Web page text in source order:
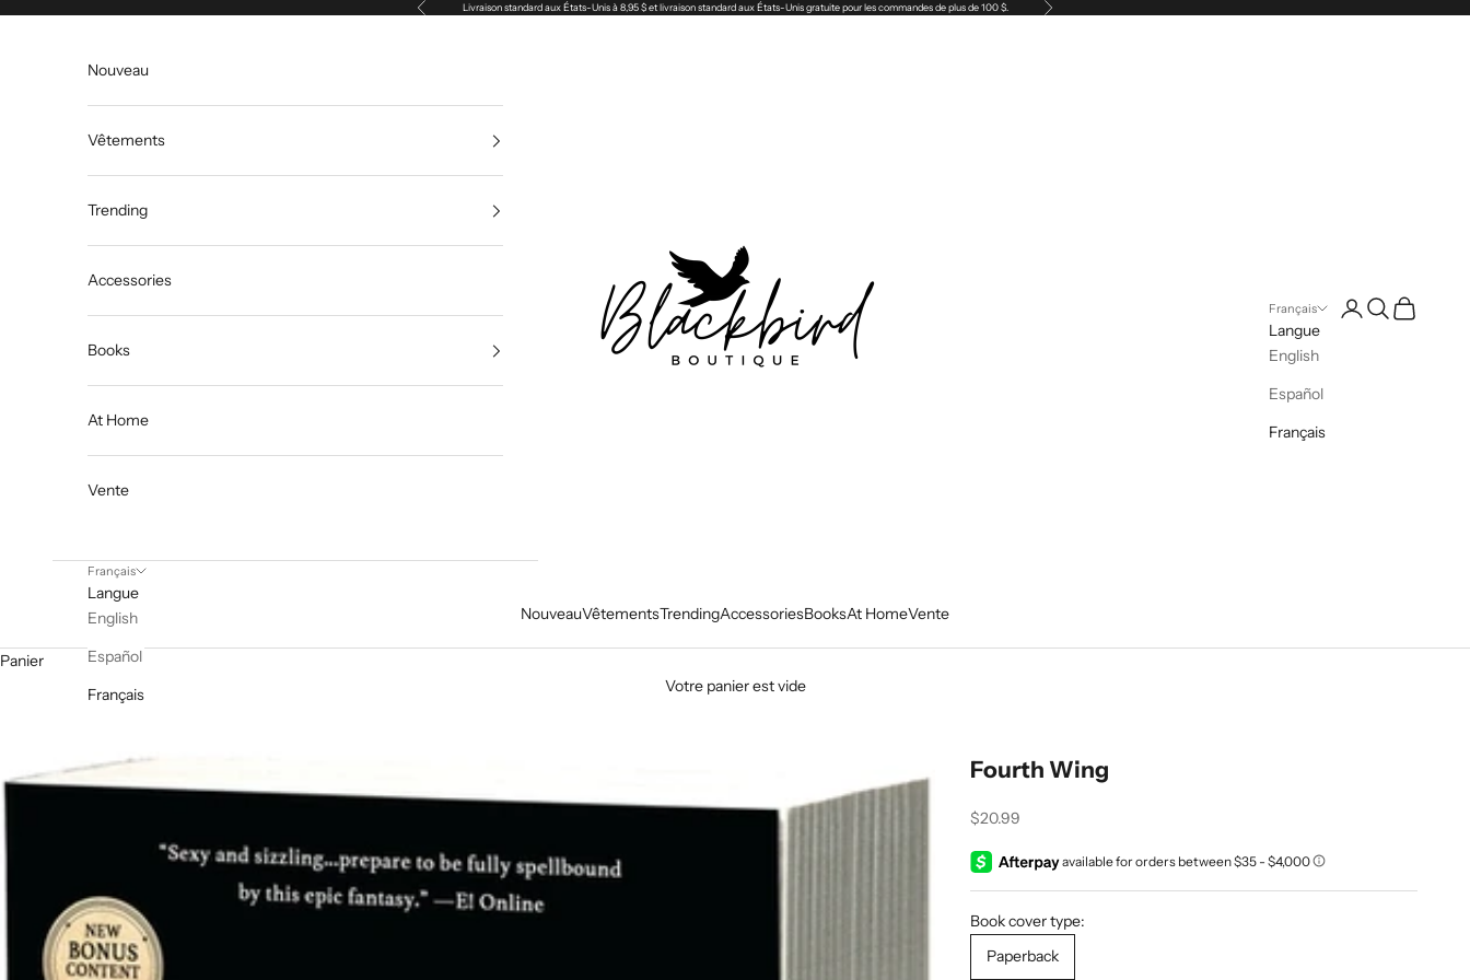
Passer au contenu PrécédentLivraison standard aux États-Unis à 8,95 $ et livraison standard aux États-Unis gratuite pour les commandes de plus de 100 $. Suivant
Blackbird Boutique
NouveauVêtementsTrendingAccessoriesBooksAt HomeVente
Français
Langue
English
Español
Français
Connexion
Recherche
Panier
Nouveau
Vêtements
Trending
Accessories
Books
At Home
Vente
Français
Langue
English
Español
Français
Panier
Votre panier est vide
Fourth Wing
Prix de vente
$20.99
Book cover type:
Paperback